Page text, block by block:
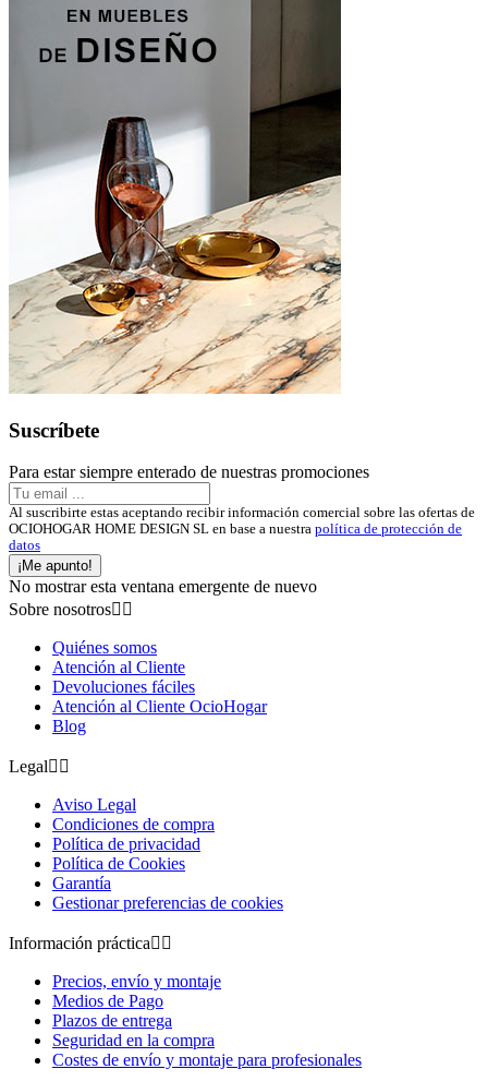
Suscríbete
Para estar siempre enterado de nuestras promociones
Al suscribirte estas aceptando recibir información comercial sobre las ofertas de
OCIOHOGAR HOME DESIGN SL en base a nuestra política de protección de
datos
¡Me apunto!
No mostrar esta ventana emergente de nuevo
Sobre nosotros 
Quiénes somos
Atención al Cliente
Devoluciones fáciles
Atención al Cliente OcioHogar
Blog
Legal 
Aviso Legal
Condiciones de compra
Política de privacidad
Política de Cookies
Garantía
Gestionar preferencias de cookies
Información práctica 
Precios, envío y montaje
Medios de Pago
Plazos de entrega
Seguridad en la compra
Costes de envío y montaje para profesionales